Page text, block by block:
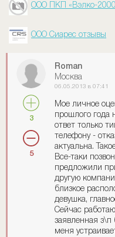
ООО ПКП «Вэлко-
ООО Сиарес отзывы
3
5
Roman
Москва
06.05.2013 в 07:41
Мое личное
прошлого года
ответ только
телефону -
актуальна.
Все-таки
предложили
другую
близкое
девушка,
Сейчас
заявленная
меня